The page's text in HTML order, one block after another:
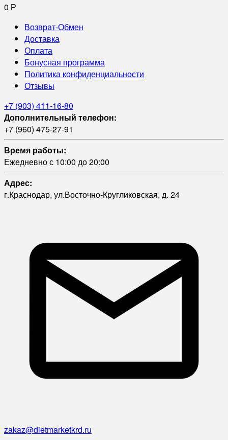
0 Р
Возврат-Обмен
Доставка
Оплата
Бонусная программа
Политика конфиденциальности
Отзывы
+7 (903) 411-16-80
Дополнительный телефон:
+7 (960) 475-27-91
Время работы:
Ежедневно с 10:00 до 20:00
Адрес:
г.Краснодар, ул.Восточно-Кругликовская, д. 24
zakaz@dietmarketkrd.ru